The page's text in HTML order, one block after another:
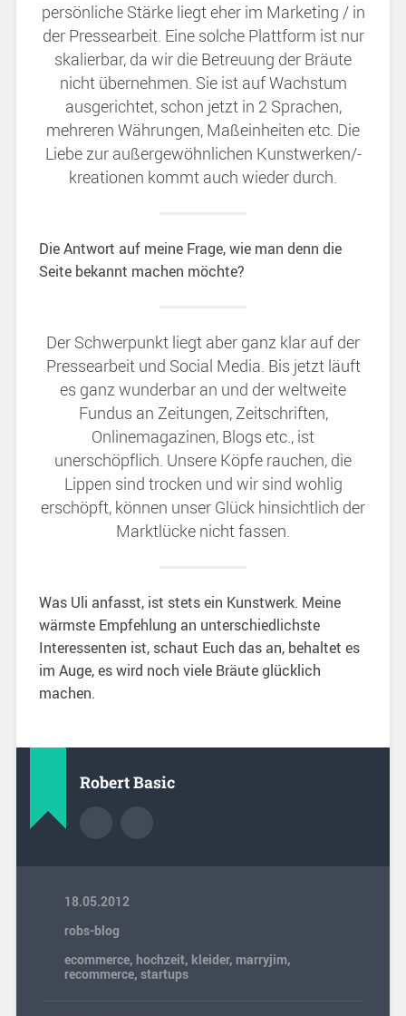
persönliche Stärke liegt eher im Marketing / in
der Pressearbeit. Eine solche Plattform ist nur
skalierbar, da wir die Betreuung der Bräute
nicht übernehmen. Sie ist auf Wachstum
ausgerichtet, schon jetzt in 2 Sprachen,
mehreren Währungen, Maßeinheiten etc. Die
Liebe zur außergewöhnlichen Kunstwerken/-
kreationen kommt auch wieder durch.
Die Antwort auf meine Frage, wie man denn die
Seite bekannt machen möchte?
Der Schwerpunkt liegt aber ganz klar auf der
Pressearbeit und Social Media. Bis jetzt läuft
es ganz wunderbar an und der weltweite
Fundus an Zeitungen, Zeitschriften,
Onlinemagazinen, Blogs etc., ist
unerschöpflich. Unsere Köpfe rauchen, die
Lippen sind trocken und wir sind wohlig
erschöpft, können unser Glück hinsichtlich der
Marktlücke nicht fassen.
Was Uli anfasst, ist stets ein Kunstwerk. Meine
wärmste Empfehlung an unterschiedlichste
Interessenten ist, schaut Euch das an, behaltet es
im Auge, es wird noch viele Bräute glücklich
machen.
Robert Basic
18.05.2012
robs-blog
ecommerce, hochzeit, kleider, marryjim,
recommerce, startups